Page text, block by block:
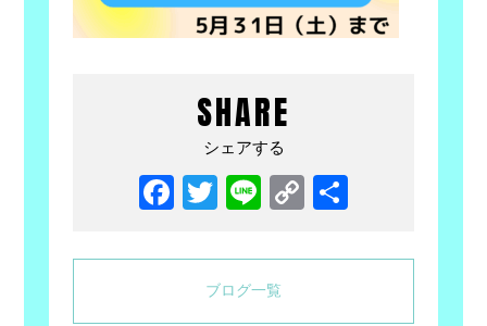
SHARE
シェアする
Facebook
Twitter
LineCopy
ブログ一覧